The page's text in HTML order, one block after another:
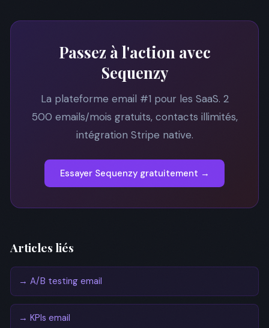
Passez à l'action avec
Sequenzy
La plateforme email #1 pour les SaaS. 2
500 emails/mois gratuits, contacts illimités,
intégration Stripe native.
Essayer Sequenzy gratuitement →
Articles liés
→ A/B testing email
→ KPIs email